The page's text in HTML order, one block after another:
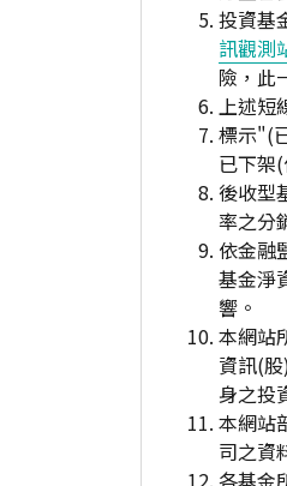
投資基
訊觀測
險，此
上述短
標示"(
已下架
後收型
率之分
依金融
基金淨
響。
本網站
資訊(
身之投
本網站
司之資
各基金